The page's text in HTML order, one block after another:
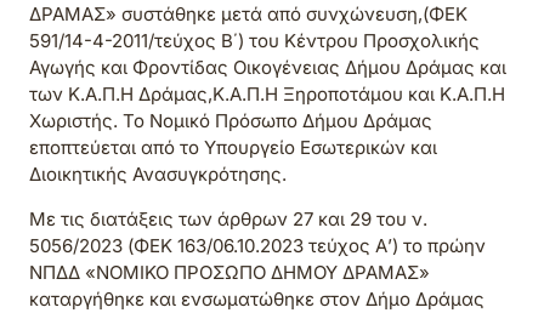
ΔΡΑΜΑΣ» συστάθηκε μετά από συνχώνευση,(ΦΕΚ
591/14-4-2011/τεύχος Β΄) του Κέντρου Προσχολικής
Αγωγής και Φροντίδας Οικογένειας Δήμου Δράμας και
των Κ.Α.Π.Η Δράμας,Κ.Α.Π.Η Ξηροποτάμου και Κ.Α.Π.Η
Χωριστής. Το Νομικό Πρόσωπο Δήμου Δράμας
εποπτεύεται από το Υπουργείο Εσωτερικών και
Διοικητικής Ανασυγκρότησης.
Με τις διατάξεις των άρθρων 27 και 29 του ν.
5056/2023 (ΦΕΚ 163/06.10.2023 τεύχος Α’) το πρώην
ΝΠΔΔ «ΝΟΜΙΚΟ ΠΡΟΣΩΠΟ ΔΗΜΟΥ ΔΡΑΜΑΣ»
καταργήθηκε και ενσωματώθηκε στον Δήμο Δράμας